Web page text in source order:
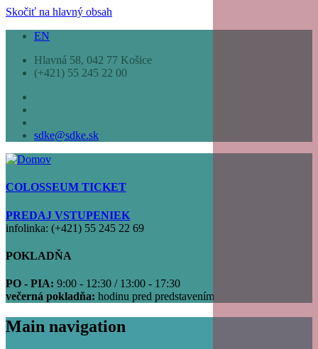
Skočiť na hlavný obsah
EN
Hlavná 58, 042 77 Košice
(+421) 55 245 22 00
sdke@sdke.sk
COLOSSEUM TICKET
PREDAJ VSTUPENIEK
infolinka: (+421) 55 245 22 69
POKLADŇA
PO - PIA: 9:00 - 12:30 / 13:00 - 17:30
večerná pokladňa: hodinu pred predstavením
Main navigation